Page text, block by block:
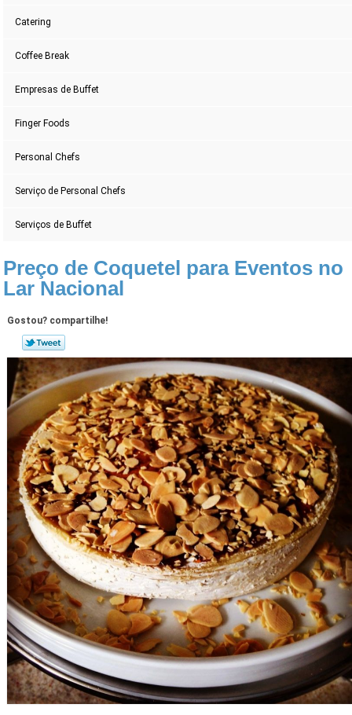
Catering
Coffee Break
Empresas de Buffet
Finger Foods
Personal Chefs
Serviço de Personal Chefs
Serviços de Buffet
Preço de Coquetel para Eventos no
Lar Nacional
Gostou? compartilhe!